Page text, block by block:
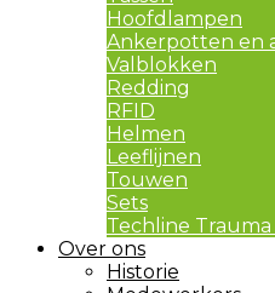
Hoofdlampen
Ankerpotten en
Valblokken
Redding
RFID
Helmen
Leeflijnen
Touwen
Sets
Techline
Over ons
Historie